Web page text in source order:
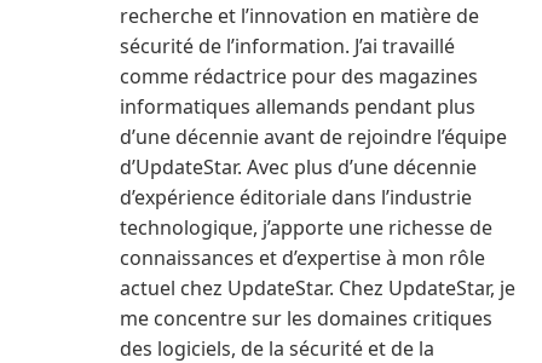
recherche et l’innovation en matière de
sécurité de l’information. J’ai travaillé
comme rédactrice pour des magazines
informatiques allemands pendant plus
d’une décennie avant de rejoindre l’équipe
d’UpdateStar. Avec plus d’une décennie
d’expérience éditoriale dans l’industrie
technologique, j’apporte une richesse de
connaissances et d’expertise à mon rôle
actuel chez UpdateStar. Chez UpdateStar, je
me concentre sur les domaines critiques
des logiciels, de la sécurité et de la